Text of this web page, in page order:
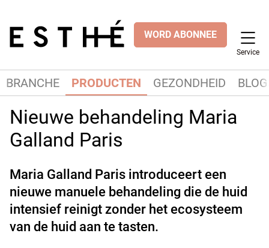
WORD ABONNEE
Service
BRANCHE PRODUCTEN GEZONDHEID
Nieuwe behandeling Maria
Galland Paris
Maria Galland Paris introduceert een
nieuwe manuele behandeling die de huid
intensief reinigt zonder het ecosysteem
van de huid aan te tasten.